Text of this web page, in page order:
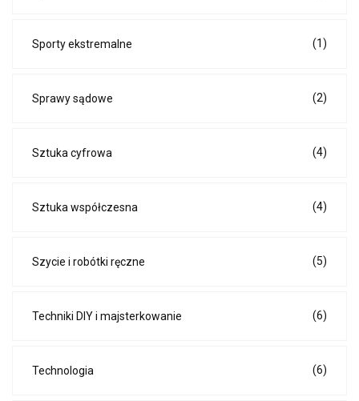
Sporty ekstremalne (1)
Sprawy sądowe (2)
Sztuka cyfrowa (4)
Sztuka współczesna (4)
Szycie i robótki ręczne (5)
Techniki DIY i majsterkowanie (6)
Technologia (6)